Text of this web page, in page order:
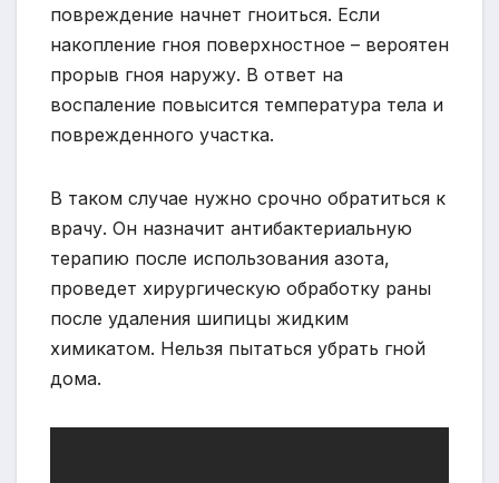
повреждение начнет гноиться. Если
накопление гноя поверхностное – вероятен
прорыв гноя наружу. В ответ на
воспаление повысится температура тела и
поврежденного участка.
В таком случае нужно срочно обратиться к
врачу. Он назначит антибактериальную
терапию после использования азота,
проведет хирургическую обработку раны
после удаления шипицы жидким
химикатом. Нельзя пытаться убрать гной
дома.